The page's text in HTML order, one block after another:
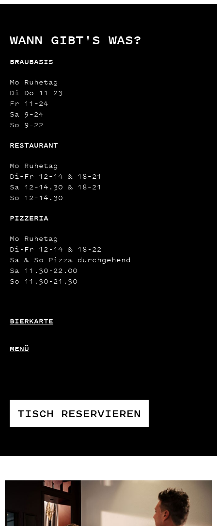
WANN GIBT'S WAS?
BRAUBASIS
Mo Ruhetag
Di–Do 11–23
Fr 11–24
Sa 9–24
So 9–22
RESTAURANT
Mo Ruhetag
Di–Fr 12–14 & 18–21
Sa 12–14.30 & 18–21
So 12–14.30
PIZZERIA
Mo Ruhetag
Di-Fr 12-14 & 18-22
Sa & So Pizza durchgehend
Sa 11.30-22.00
So 11.30-21.30
BIERKARTE
MENÜ
TISCH RESERVIEREN